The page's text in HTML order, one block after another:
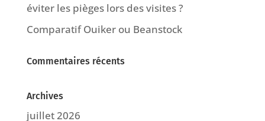
éviter les pièges lors des visites ?
Comparatif Ouiker ou Beanstock
Commentaires récents
Archives
juillet 2026